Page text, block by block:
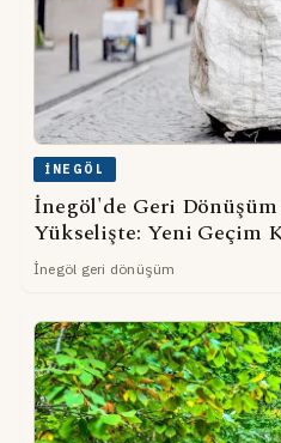
İNEGÖL
İnegöl'de Geri
Yükselişte: Yeni Geçim
İnegöl geri dönüşüm